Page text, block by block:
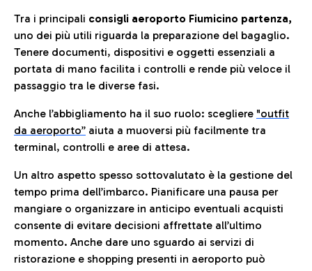
Tra i principali consigli aeroporto Fiumicino partenza,
uno dei più utili riguarda la preparazione del bagaglio.
Tenere documenti, dispositivi e oggetti essenziali a
portata di mano facilita i controlli e rende più veloce il
passaggio tra le diverse fasi.
Anche l’abbigliamento ha il suo ruolo: scegliere "outfit
da aeroporto” aiuta a muoversi più facilmente tra
terminal, controlli e aree di attesa.
Un altro aspetto spesso sottovalutato è la gestione del
tempo prima dell’imbarco. Pianificare una pausa per
mangiare o organizzare in anticipo eventuali acquisti
consente di evitare decisioni affrettate all’ultimo
momento. Anche dare uno sguardo ai servizi di
ristorazione e shopping presenti in aeroporto può